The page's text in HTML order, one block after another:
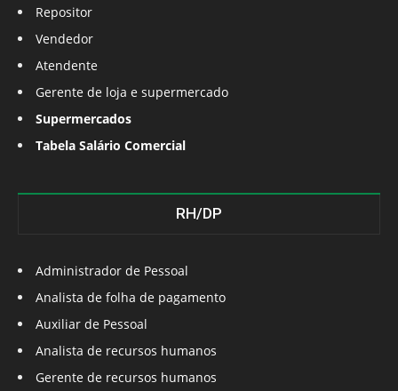
Repositor
Vendedor
Atendente
Gerente de loja e supermercado
Supermercados
Tabela Salário Comercial
RH/DP
Administrador de Pessoal
Analista de folha de pagamento
Auxiliar de Pessoal
Analista de recursos humanos
Gerente de recursos humanos